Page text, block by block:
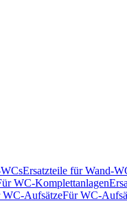
Ersatzteile für Wand-
WC-Komplettanlagen
WC-AufsätzeFür WC-